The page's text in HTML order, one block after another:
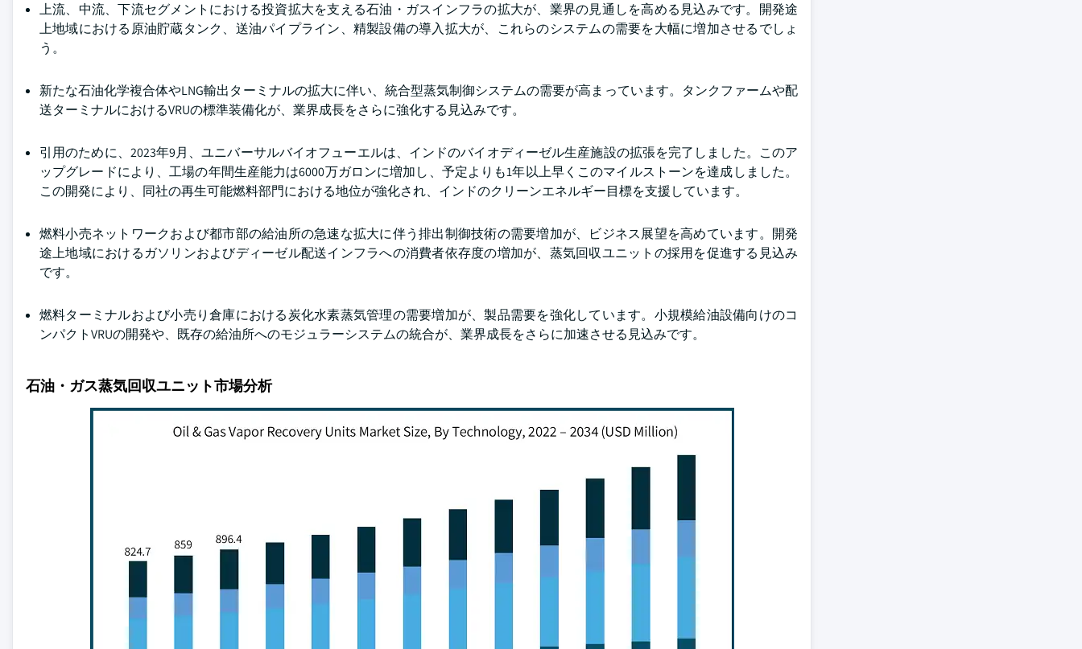
上流、中流、下流セグメントにおける投資拡大を支える石油・ガスインフラの拡大が、業界の見通しを高める見込みです。開発途
上地域における原油貯蔵タンク、送油パイプライン、精製設備の導入拡大が、これらのシステムの需要を大幅に増加させるでしょ
う。
新たな石油化学複合体やLNG輸出ターミナルの拡大に伴い、統合型蒸気制御システムの需要が高まっています。タンクファームや配
送ターミナルにおけるVRUの標準装備化が、業界成長をさらに強化する見込みです。
引用のために、2023年9月、ユニバーサルバイオフューエルは、インドのバイオディーゼル生産施設の拡張を完了しました。このア
ップグレードにより、工場の年間生産能力は6000万ガロンに増加し、予定よりも1年以上早くこのマイルストーンを達成しました。
この開発により、同社の再生可能燃料部門における地位が強化され、インドのクリーンエネルギー目標を支援しています。
燃料小売ネットワークおよび都市部の給油所の急速な拡大に伴う排出制御技術の需要増加が、ビジネス展望を高めています。開発
途上地域におけるガソリンおよびディーゼル配送インフラへの消費者依存度の増加が、蒸気回収ユニットの採用を促進する見込み
です。
燃料ターミナルおよび小売り倉庫における炭化水素蒸気管理の需要増加が、製品需要を強化しています。小規模給油設備向けのコ
ンパクトVRUの開発や、既存の給油所へのモジュラーシステムの統合が、業界成長をさらに加速させる見込みです。
石油・ガス蒸気回収ユニット市場分析